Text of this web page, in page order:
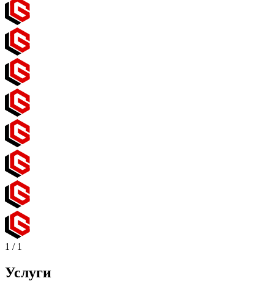
1 / 1
Услуги